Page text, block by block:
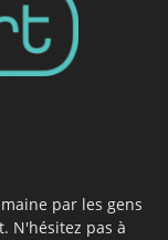
par les gens
N'hésitez pas à